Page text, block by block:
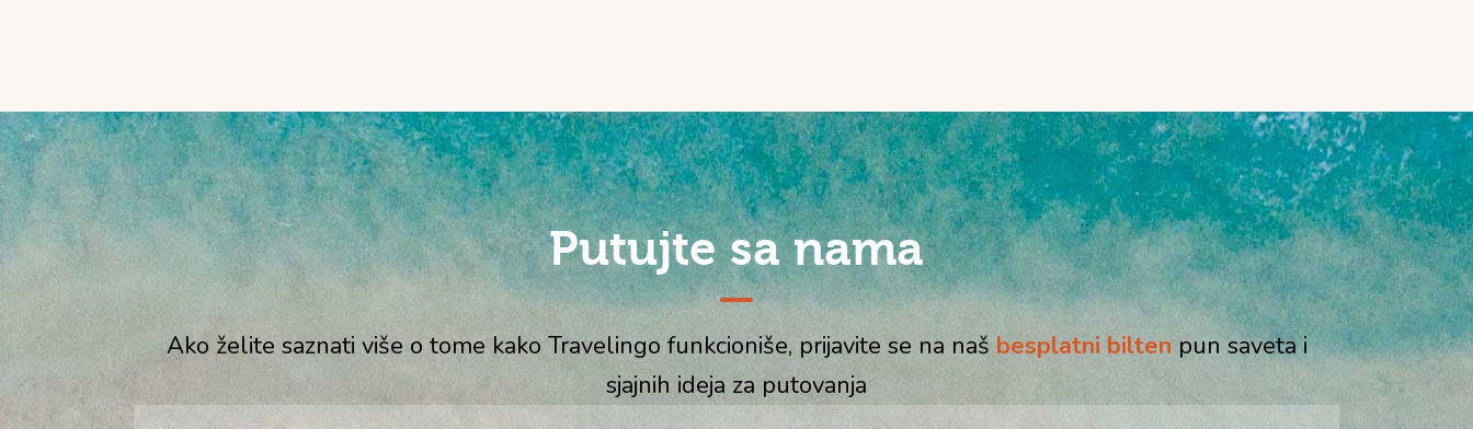
Putujte sa nama
Ako želite saznati više o tome kako Travelingo funkcioniše, prijavite se na naš besplatni biltenpun saveta i
sjajnih ideja za putovanja